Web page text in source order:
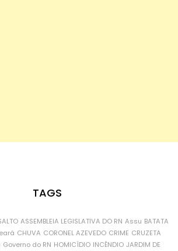
TAGS
ASSEMBLEIA LEGISLATIVA DO RN Assu BATATA
CHUVA CORONEL AZEVEDO CRIME CRUZETA
Governo do RN HOMICÍDIO INCÊNDIO JARDIM DE